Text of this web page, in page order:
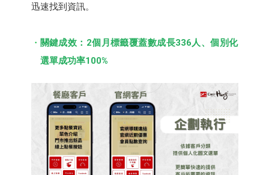
迅速找到資訊。
關鍵成效：2個月標籤覆蓋數成長336人、個別化
選單成功率100%